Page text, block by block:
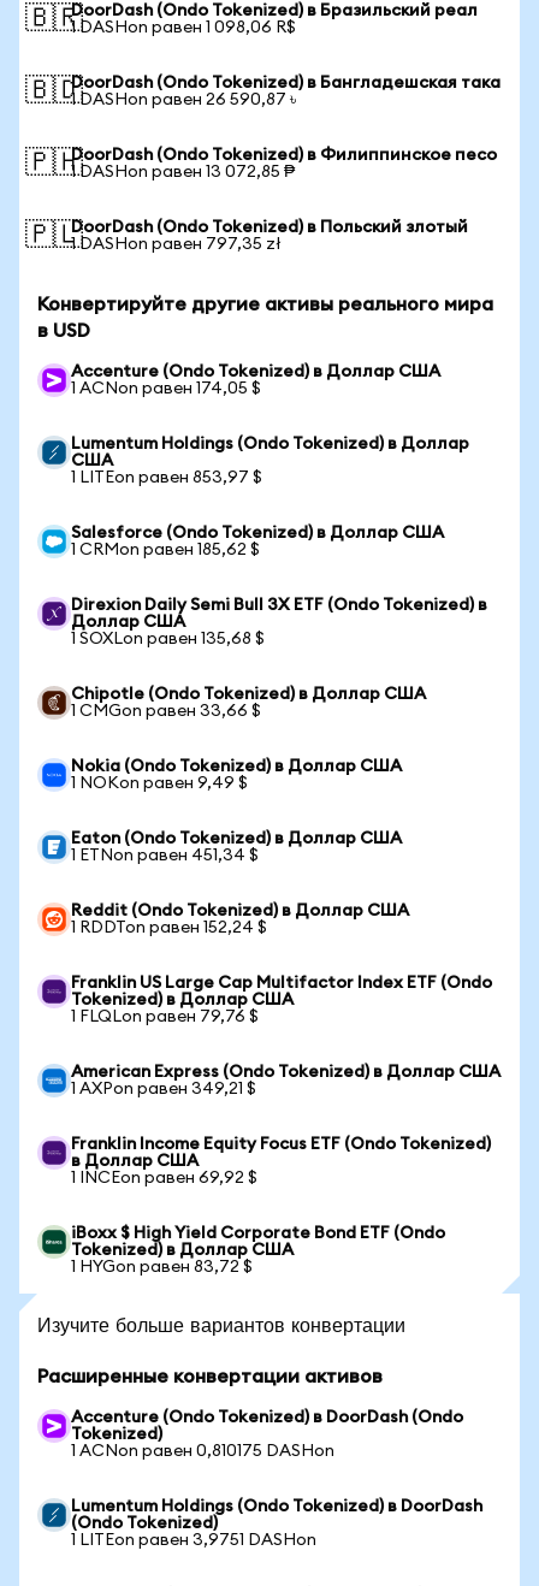
🇧🇷DoorDash (Ondo Tokenized) в Бразильский реал
1 DASHon равен 1 098,06 R$
🇧🇩DoorDash (Ondo Tokenized) в Бангладешская така
1 DASHon равен 26 590,87 ৳
🇵🇭DoorDash (Ondo Tokenized) в Филиппинское песо
1 DASHon равен 13 072,85 ₱
🇵🇱DoorDash (Ondo Tokenized) в Польский злотый
1 DASHon равен 797,35 zł
Конвертируйте другие активы реального мира
в USD
Accenture (Ondo Tokenized) в Доллар США
1 ACNon равен 174,05 $
Lumentum Holdings (Ondo Tokenized) в Доллар
США
1 LITEon равен 853,97 $
Salesforce (Ondo Tokenized) в Доллар США
1 CRMon равен 185,62 $
Direxion Daily Semi Bull 3X ETF (Ondo Tokenized) в
Доллар США
1 SOXLon равен 135,68 $
Chipotle (Ondo Tokenized) в Доллар США
1 CMGon равен 33,66 $
Nokia (Ondo Tokenized) в Доллар США
1 NOKon равен 9,49 $
Eaton (Ondo Tokenized) в Доллар США
1 ETNon равен 451,34 $
Reddit (Ondo Tokenized) в Доллар США
1 RDDTon равен 152,24 $
Franklin US Large Cap Multifactor Index ETF (Ondo
Tokenized) в Доллар США
1 FLQLon равен 79,76 $
American Express (Ondo Tokenized) в Доллар США
1 AXPon равен 349,21 $
Franklin Income Equity Focus ETF (Ondo Tokenized)
в Доллар США
1 INCEon равен 69,92 $
iBoxx $ High Yield Corporate Bond ETF (Ondo
Tokenized) в Доллар США
1 HYGon равен 83,72 $
Изучите больше вариантов конвертации
Расширенные конвертации активов
Accenture (Ondo Tokenized) в DoorDash (Ondo
Tokenized)
1 ACNon равен 0,810175 DASHon
Lumentum Holdings (Ondo Tokenized) в DoorDash
(Ondo Tokenized)
1 LITEon равен 3,9751 DASHon